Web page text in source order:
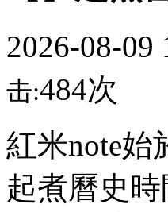
2026-08-09
击:484次
紅米note始
起煮曆史時